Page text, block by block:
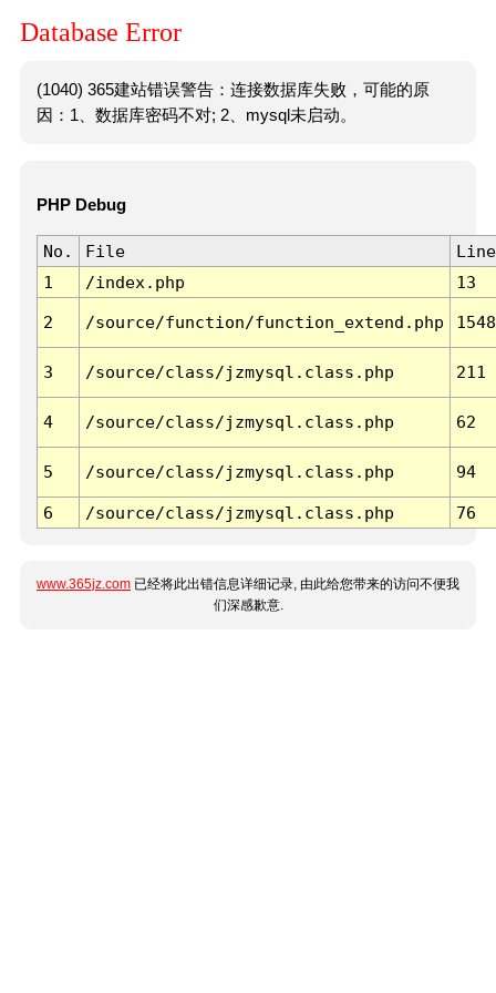
Database Error
(1040) 365建站错误警告：连接数据库失败，可能的原
因：1、数据库密码不对; 2、mysql未启动。
PHP Debug
No. File
Line
1
/index.php 13
2 /source/function/function_extend.php 1548
3 /source/class/jzmysql.class.php 211
4 /source/class/jzmysql.class.php 62
5 /source/class/jzmysql.class.php 94
6 /source/class/jzmysql.class.php 76
www.365jz.com 已经将此出错信息详细记录, 由此给您带来的访问不便我
们深感歉意.